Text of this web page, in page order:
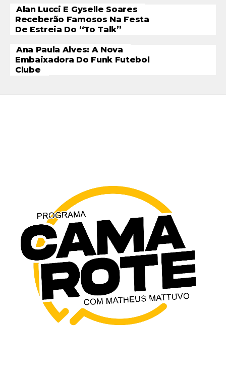
Alan Lucci E Gyselle Soares
Receberão Famosos Na Festa
De Estreia Do “To Talk”
Ana Paula Alves: A Nova
Embaixadora Do Funk Futebol
Clube